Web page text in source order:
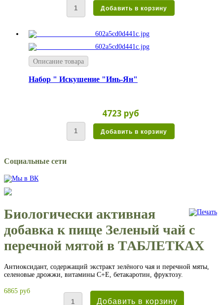
Описание товара
Набор " Искушение "Инь-Ян"
4723 руб
Социальные сети
Биологически активная
добавка к пище Зеленый чай с
перечной мятой в ТАБЛЕТКАХ
Антиоксидант, содержащий экстракт зелёного чая и перечной мяты,
селеновые дрожжи, витамины С+Е, бетакаротин, фруктозу.
6865 руб